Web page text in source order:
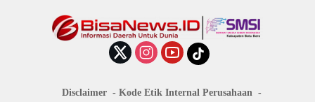
Disclaimer
Kode Etik Internal Perusahaan